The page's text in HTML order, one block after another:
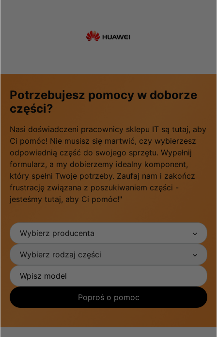
Potrzebujesz pomocy w doborze
części?
Nasi doświadczeni pracownicy sklepu IT są tutaj, aby
Ci pomóc! Nie musisz się martwić, czy wybierzesz
odpowiednią część do swojego sprzętu. Wypełnij
formularz, a my dobierzemy idealny komponent,
który spełni Twoje potrzeby. Zaufaj nam i zakończ
frustrację związana z poszukiwaniem części -
jesteśmy tutaj, aby Ci pomóc!"
Wybierz producenta
Wybierz rodzaj części
Poproś o pomoc